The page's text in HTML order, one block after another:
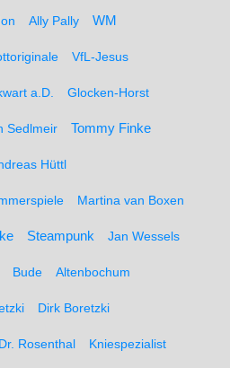
Ally Pally WM
VfL-Jesus
a.D. Glocken-Horst
Sedlmeir Tommy Finke
Hüttl
Martina van Boxen
Steampunk Jan Wessels
Bude Altenbochum
Dirk Boretzki
Dr. Rosenthal Kniespezialist